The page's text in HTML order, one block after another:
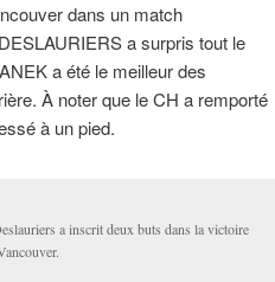
dans un match
a surpris tout le
a été le meilleur des
À noter que le CH a remporté
à un pied.
a inscrit deux buts dans la victoire